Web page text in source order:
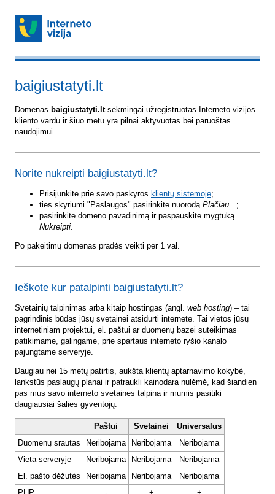
baigiustatyti.lt
Domenas baigiustatyti.ltsėkmingai užregistruotas Interneto vizijos
kliento vardu ir šiuo metu yra pilnai aktyvuotas bei paruoštas
naudojimui.
Norite nukreipti baigiustatyti.lt?
Prisijunkite prie savo paskyros klientų sistemoje;
ties skyriumi "Paslaugos" pasirinkite nuorodą Plačiau... ;
pasirinkite domeno pavadinimą ir paspauskite mygtuką
Nukreipti.
Po pakeitimų domenas pradės veikti per 1 val.
Ieškote kur patalpinti baigiustatyti.lt?
Svetainių talpinimas arba kitaip hostingas (angl. web hosting) – tai
pagrindinis būdas jūsų svetainei atsidurti internete. Tai vietos jūsų
internetiniam projektui, el. paštui ar duomenų bazei suteikimas
patikimame, galingame, prie spartaus interneto ryšio kanalo
pajungtame serveryje.
Daugiau nei 15 metų patirtis, aukšta klientų aptarnavimo kokybė,
lankstūs paslaugų planai ir patraukli kainodara nulėmė, kad šiandien
pas mus savo interneto svetaines talpina ir mumis pasitiki
daugiausiai šalies gyventojų.
Paštui Svetainei
Universalus
Duomenų srautas
Neribojama Neribojama
Neribojama
Vieta serveryje
Neribojama Neribojama
Neribojama
El. pašto dėžutės
Neribojama Neribojama
Neribojama